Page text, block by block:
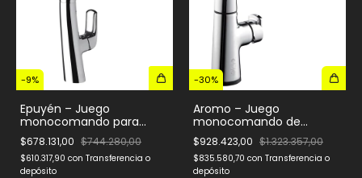
-9%
Epuyén – Juego
monocomando para
mesada de cocina
$678.131,00 $744.280,00
$610.317,90 con Transferencia o
depósito
-30%
Aromo – Juego
monocomando de
cocina con pico móvil y
táctil
$928.423,00 $1.323.357,00
$835.580,70 con Transferencia o
depósito